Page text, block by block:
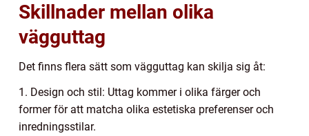
Skillnader mellan olika
vägguttag
Det finns flera sätt som vägguttag kan skilja sig åt:
1. Design och stil: Uttag kommer i olika färger och
former för att matcha olika estetiska preferenser och
inredningsstilar.